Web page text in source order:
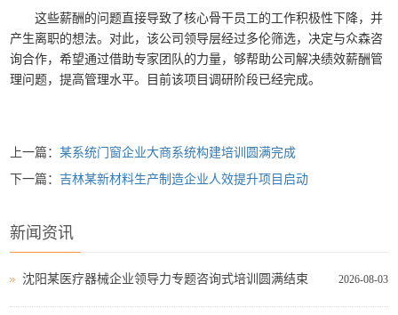
这些薪酬的问题直接导致了核心骨干员工的工作积极性下降，并
产生离职的想法。对此，该公司领导层经过多伦筛选，决定与众森咨
询合作，希望通过借助专家团队的力量，够帮助公司解决绩效薪酬管
理问题，提高管理水平。目前该项目调研阶段已经完成。
上一篇：某系统门窗企业大商系统构建培训圆满完成
下一篇：吉林某新材料生产制造企业人效提升项目启动
新闻资讯
2026-08-03
沈阳某医疗器械企业领导力专题咨询式培训圆满结束